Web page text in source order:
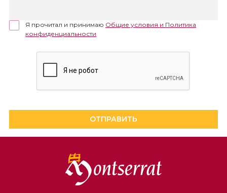
Я прочитал и принимаю Общие условия и Политика
конфиденциальности
ОТПРАВИТЬ